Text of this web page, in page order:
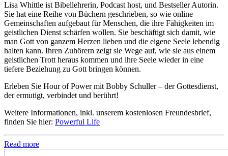
Lisa Whittle ist Bibellehrerin, Podcast host, und Bestseller Autorin.
Sie hat eine Reihe von Büchern geschrieben, so wie online
Gemeinschaften aufgebaut für Menschen, die ihre Fähigkeiten im
geistlichen Dienst schärfen wollen. Sie beschäftigt sich damit, wie
man Gott von ganzem Herzen lieben und die eigene Seele lebendig
halten kann. Ihren Zuhörern zeigt sie Wege auf, wie sie aus einem
geistlichen Trott heraus kommen und ihre Seele wieder in eine
tiefere Beziehung zu Gott bringen können.
Erleben Sie Hour of Power mit Bobby Schuller – der Gottesdienst,
der ermutigt, verbindet und berührt!
Weitere Informationen, inkl. unserem kostenlosen Freundesbrief,
finden Sie hier: Powerful Life
Read more